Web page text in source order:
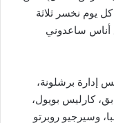
يوم نخسر ثلاثة
أناس ساعدوني
إدارة برشلونة،
كارليس بويول،
وسيرجيو روبرتو